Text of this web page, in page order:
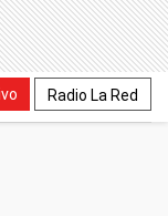
Radio La Red